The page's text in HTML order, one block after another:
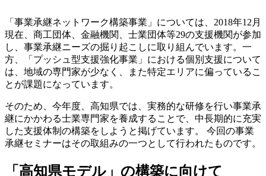
「事業承継ネットワーク構築事業」については、2018年12月
現在、商工団体、金融機関、士業団体等29の支援機関が参加
し、事業承継ニーズの掘り起こしに取り組んでいます。一
方、「プッシュ型支援強化事業」における個別支援について
は、地域の専門家が少なく、また特定エリアに偏っているこ
とが課題になっています。
そのため、今年度、高知県では、実務的な研修を行い事業承
継にかかわる士業専門家を養成することで、中長期的に充実
した支援体制の構築をしようと掲げています。 今回の事業
承継セミナーはその取組みの一つとして行われたものです。
「高知県モデル」の構築に向けて